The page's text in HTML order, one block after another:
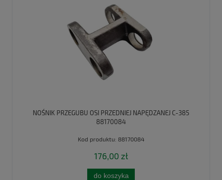
NOŚNIK PRZEGUBU OSI PRZEDNIEJ NAPĘDZANEJ C-385
88170084
Kod produktu: 88170084
176,00 zł
do koszyka